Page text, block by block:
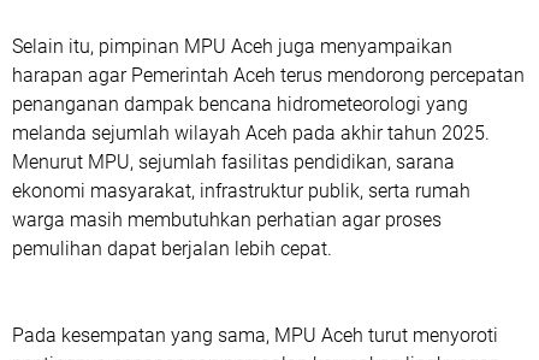
‎Selain itu, pimpinan MPU Aceh juga menyampaikan
harapan agar Pemerintah Aceh terus mendorong percepatan
penanganan dampak bencana hidrometeorologi yang
melanda sejumlah wilayah Aceh pada akhir tahun 2025.
Menurut MPU, sejumlah fasilitas pendidikan, sarana
ekonomi masyarakat, infrastruktur publik, serta rumah
warga masih membutuhkan perhatian agar proses
pemulihan dapat berjalan lebih cepat.
‎Pada kesempatan yang sama, MPU Aceh turut menyoroti